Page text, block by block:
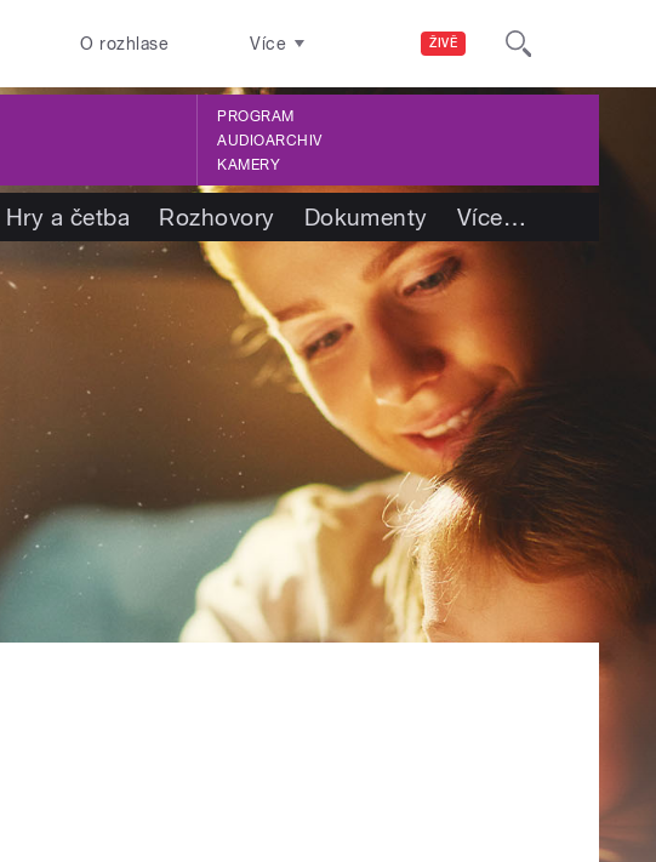
ŽIVĚ
O rozhlase Více
PROGRAM
AUDIOARCHIV
KAMERY
Hry a četba Rozhovory Dokumenty Více…